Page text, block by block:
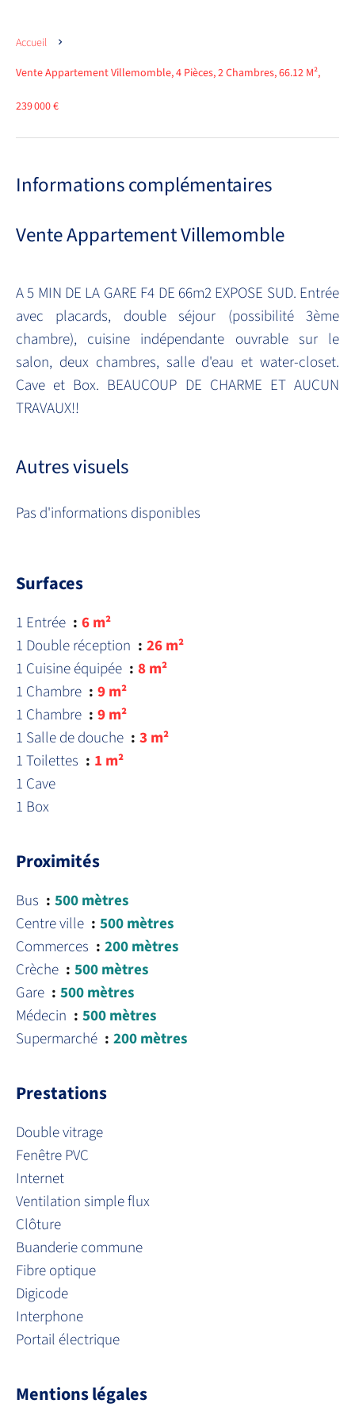
Accueil
Vente Appartement Villemomble, 4 Pièces, 2 Chambres, 66.12 M²,
239 000 €
Informations complémentaires
Vente Appartement Villemomble
A 5 MIN DE LA GARE F4 DE 66m2 EXPOSE SUD. Entrée
avec placards, double séjour (possibilité 3ème
chambre), cuisine indépendante ouvrable sur le
salon, deux chambres, salle d'eau et water-closet.
Cave et Box. BEAUCOUP DE CHARME ET AUCUN
TRAVAUX!!
Autres visuels
Pas d'informations disponibles
Surfaces
1 Entrée
6 m²
1 Double réception
26 m²
1 Cuisine équipée
8 m²
1 Chambre
9 m²
1 Chambre
9 m²
1 Salle de douche
3 m²
1 Toilettes
1 m²
1 Cave
1 Box
Proximités
Bus
500 mètres
Centre ville
500 mètres
Commerces
200 mètres
Crèche
500 mètres
Gare
500 mètres
Médecin
500 mètres
Supermarché
200 mètres
Prestations
Double vitrage
Fenêtre PVC
Internet
Ventilation simple flux
Clôture
Buanderie commune
Fibre optique
Digicode
Interphone
Portail électrique
Mentions légales